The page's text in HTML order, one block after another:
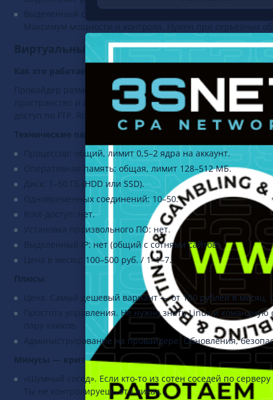
Выделенный сервер — отдельная физическая машина
Максимум мощности и контроля. Нужен при серьезных
Виртуальный хостинг: для кого и для чего
Как это работает
Провайдер размещает на одном физическом сервере сотни
пространство и лимиты ресурсов, но процессор, RAM и
доступ по FTP. Root-доступ закрыт.
Технические параметры
Процессор: общий, лимит 0,5–2 ядра на аккаунт.
Оперативная память: общая, лимит 128–512 МБ.
Диск: 1–50 ГБ (HDD или SSD).
Одновременных соединений: 10–50.
Root-доступ: нет.
Установка произвольного ПО: нет.
Выделенный IP: нет (общий с сотнями сайтов).
Цена в месяц: 100–500 руб. / 1–1–7.
Плюсы
Цена. Самый дешевый вариант — от 100 рублей в месяц.
Простота управления. Не нужно знать Linux и командную
пару кликов.
Администрирование на провайдере. Обновления,
Минусы — критические для арбитража
«Шумный сосед». Если кто-то из сотен соседей по
Ты не контролируешь это никак.